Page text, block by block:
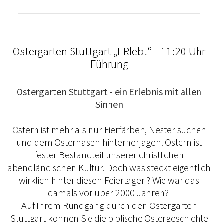
Ostergarten Stuttgart „ERlebt“ - 11:20 Uhr
Führung
Ostergarten Stuttgart - ein Erlebnis mit allen
Sinnen
Ostern ist mehr als nur Eierfärben, Nester suchen
und dem Osterhasen hinterherjagen. Ostern ist
fester Bestandteil unserer christlichen
abendländischen Kultur. Doch was steckt eigentlich
wirklich hinter diesen Feiertagen? Wie war das
damals vor über 2000 Jahren?
Auf Ihrem Rundgang durch den Ostergarten
Stuttgart können Sie die biblische Ostergeschichte